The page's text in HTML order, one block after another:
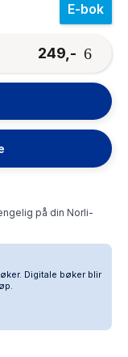
E-bok
249,-
på din Norli-
Digitale bøker blir